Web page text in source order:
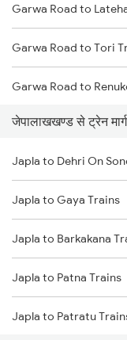
Mumbai to Goa
Chennai to
Garwa Road to
Garwa Road to Tori
Garwa Road to
Garwa Road to Dehri
Garwa Road to Obra
Garwa Road to Ranchi
Garwa Road to Nagar
Garwa Road to Patna
Garwa Road to New
जेपालाखखण्ड से ट्रेन मार्ग
Japla to Dehri On
Japla to Gaya Trains
Japla to Barkakana
Japla to Patna Trains
Japla to Patratu